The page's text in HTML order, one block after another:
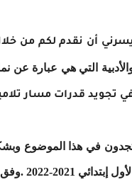
يسرني أن نقدم لكم من
التي هي عبارة عن
تجويد قدرات مسار
في هذا الموضوع
الأول إبتدائي 2021-2022 .وفق آخر المستجدات للمنهاج المنقح الجديد من إعداد الأستاذ الكريم سعيد الطالبي.